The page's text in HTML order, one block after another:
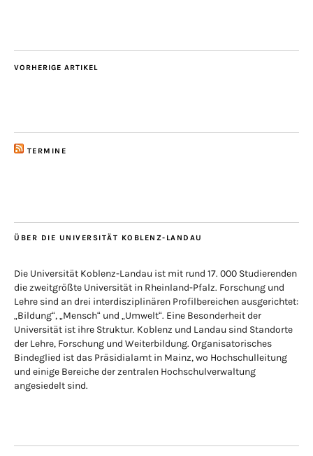
VORHERIGE ARTIKEL
TERMINE
ÜBER DIE UNIVERSITÄT KOBLENZ-LANDAU
Die Universität Koblenz-Landau ist mit rund 17. 000 Studierenden
die zweitgrößte Universität in Rheinland-Pfalz. Forschung und
Lehre sind an drei interdisziplinären Profilbereichen ausgerichtet:
„Bildung“, „Mensch“ und „Umwelt“. Eine Besonderheit der
Universität ist ihre Struktur. Koblenz und Landau sind Standorte
der Lehre, Forschung und Weiterbildung. Organisatorisches
Bindeglied ist das Präsidialamt in Mainz, wo Hochschulleitung
und einige Bereiche der zentralen Hochschulverwaltung
angesiedelt sind.